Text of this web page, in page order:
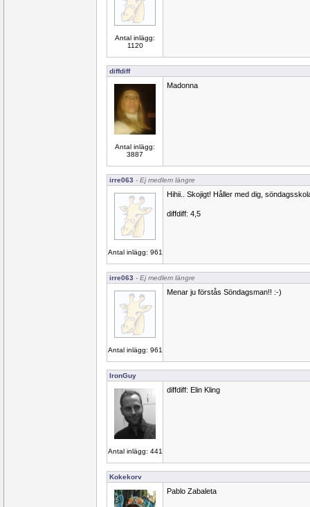
Antal inlägg:
1120
diffdiff
Antal inlägg:
3887
Madonna
irre063 - Ej medlem längre
Antal inlägg: 961
Hihii.. Skojigt! Håller med dig,
diffdiff: 4,5
irre063 - Ej medlem längre
Antal inlägg: 961
Menar ju förstås Söndagsman!! :-)
IronGuy
Antal inlägg: 441
diffdiff: Elin Kling
Kokekorv
Pablo Zabaleta